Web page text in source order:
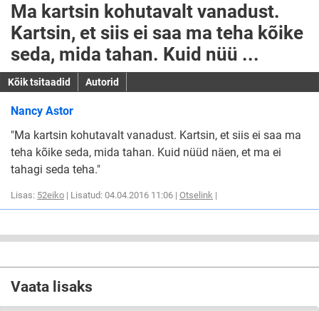
Ma kartsin kohutavalt vanadust.
Kartsin, et siis ei saa ma teha kõike
seda, mida tahan. Kuid nüü ...
Kõik tsitaadid Autorid
Nancy Astor
"Ma kartsin kohutavalt vanadust. Kartsin, et siis ei saa ma
teha kõike seda, mida tahan. Kuid nüüd näen, et ma ei
tahagi seda teha."
Lisas: 52eiko | Lisatud: 04.04.2016 11:06 | Otselink |
Vaata lisaks